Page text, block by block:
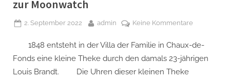
zur Moonwatch
Posted
2. September 2022 By
admin Keine Kommentare
Replica
uhren:von
1848 entsteht in der Villa der Familie in Chaux-de-
Fonds eine kleine Theke durch den damals 23-jährigen
Louis Brandt. Die Uhren dieser kleinen Theke